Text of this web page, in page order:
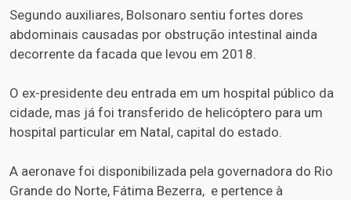
Segundo auxiliares, Bolsonaro sentiu fortes dores
abdominais causadas por obstrução intestinal ainda
decorrente da facada que levou em 2018.
O ex-presidente deu entrada em um hospital público da
cidade, mas já foi transferido de helicóptero para um
hospital particular em Natal, capital do estado.
A aeronave foi disponibilizada pela governadora do Rio
Grande do Norte, Fátima Bezerra, e pertence à